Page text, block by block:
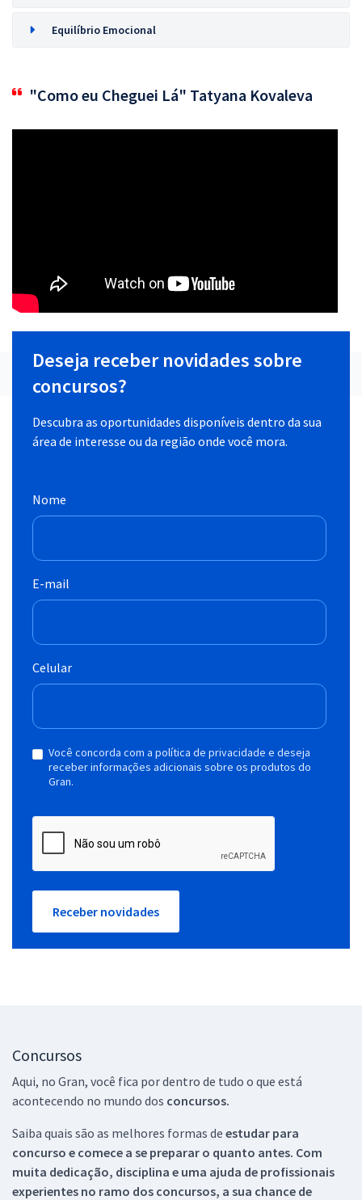
Equilíbrio Emocional
"Como eu Cheguei Lá" Tatyana Kovaleva
Deseja receber novidades sobre
concursos?
Descubra as oportunidades disponíveis dentro da sua
área de interesse ou da região onde você mora.
Nome
E-mail
Celular
Você concorda com a política de privacidade e deseja
receber informações adicionais sobre os produtos do
Gran.
Receber novidades
Concursos
Aqui, no Gran, você fica por dentro de tudo o que está
acontecendo no mundo dos concursos.
Saiba quais são as melhores formas de estudar para
concurso e comece a se preparar o quanto antes. Com
muita dedicação, disciplina e uma ajuda de profissionais
experientes no ramo dos concursos, a sua chance de